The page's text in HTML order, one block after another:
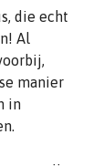
die echt
Al
manier
in